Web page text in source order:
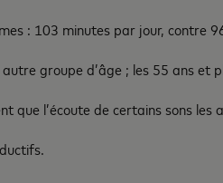
: 103 minutes par jour, contre
groupe d’âge ; les 55 ans et
l’écoute de certains sons les